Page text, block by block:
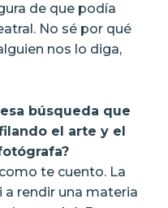
de que podía
No sé por qué
nos lo diga,
búsqueda que
el arte y el
te cuento. La
rendir una materia